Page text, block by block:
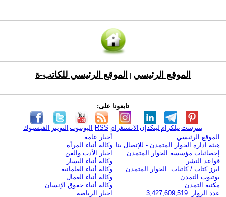
الموقع الرئيسي الموقع الرئيسي للكاتب-ة
تابعونا على:
الفيسبوك التويتر اليوتيوب RSS الانستغرام لينكدإن تيلكرامبنترست
الموقع الرئيسي
هيئة ادارة الحوار المتمدن - للإتصال بنا
إحصائيات مؤسسة الحوار المتمدن
قواعد النشر
ابرز كتاب / كاتبات الحوار المتمدن
يوتيوب التمدن
مكتبة التمدن
عدد الزوار: 3,427,609,519
أخبار عامة
وكالة أنباء المرأة
اخبار الأدب والفن
وكالة أنباء اليسار
وكالة أنباء العلمانية
وكالة أنباء العمال
وكالة أنباء حقوق الإنسان
اخبار الرياضة